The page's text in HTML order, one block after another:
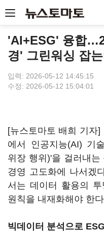
'AI+ESG' 융합
경' 그린워싱 잡
입력: 2026-05-12 14:45:15
수정: 2026-05-12 15:04:01
[뉴스토마토 배희 기자
에서 인공지능(AI) 기
위장 행위)'을 걸러내는
경영 고도화에 나서겠
서는 데이터 활용의
원칙을 내재화해야 한
빅데이터 분석으로